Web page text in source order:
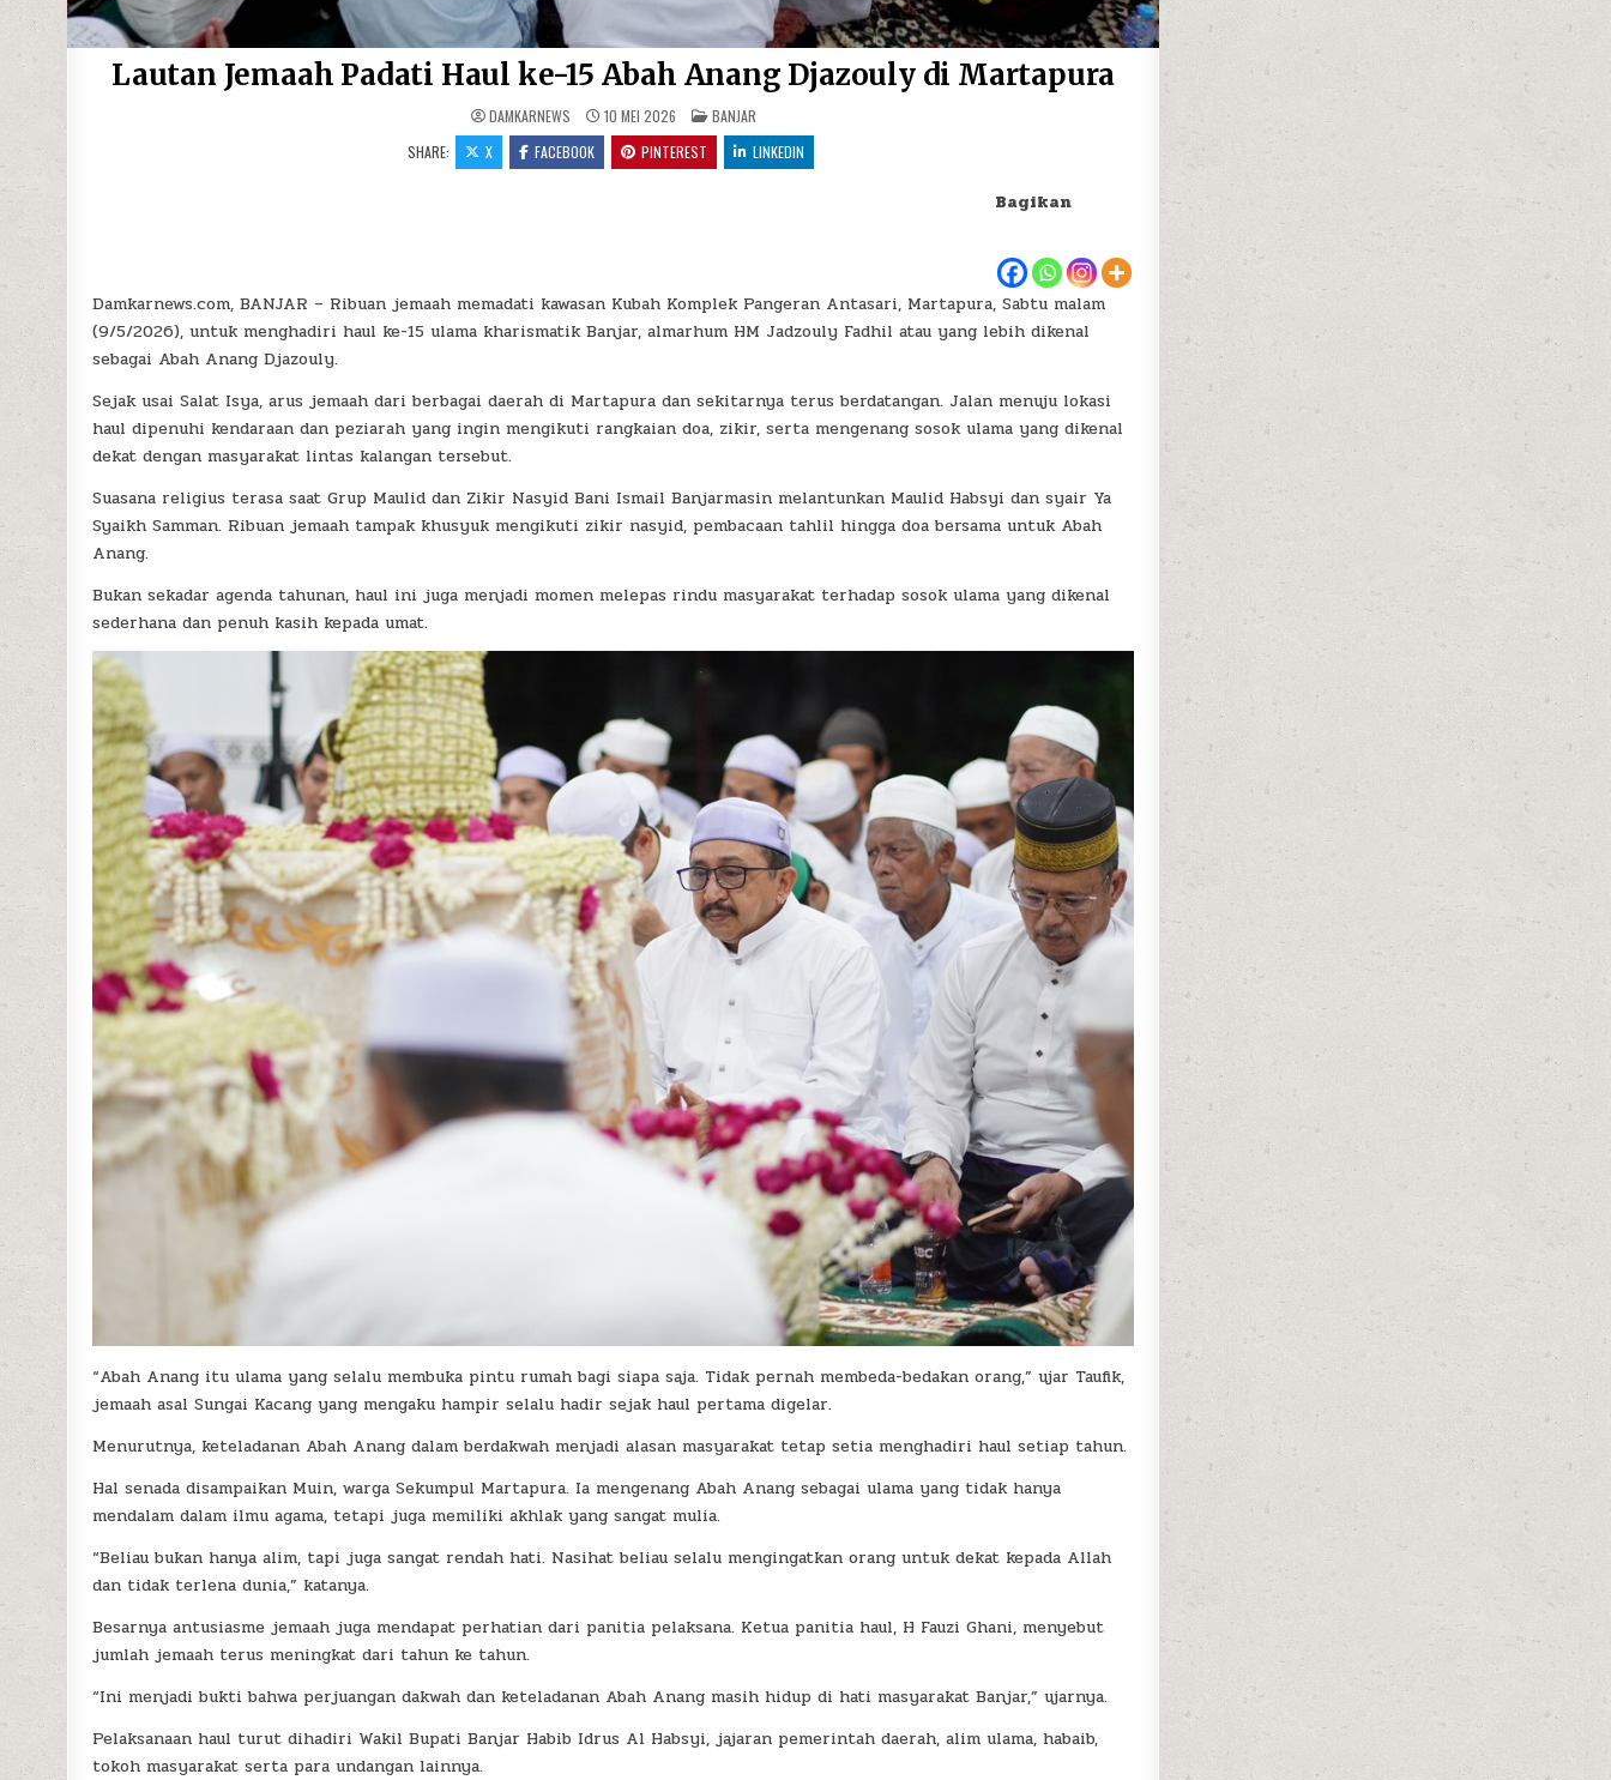
Lautan Jemaah Padati Haul ke-15 Abah Anang Djazouly di Martapura
DAMKARNEWS 10 MEI 2026 POSTED IN
BANJAR
SHARE:
X FACEBOOK PINTEREST LINKEDIN
Bagikan
Damkarnews.com, BANJAR – Ribuan jemaah memadati kawasan Kubah Komplek Pangeran Antasari, Martapura, Sabtu malam
(9/5/2026), untuk menghadiri haul ke-15 ulama kharismatik Banjar, almarhum HM Jadzouly Fadhil atau yang lebih dikenal
sebagai Abah Anang Djazouly.
Sejak usai Salat Isya, arus jemaah dari berbagai daerah di Martapura dan sekitarnya terus berdatangan. Jalan menuju lokasi
haul dipenuhi kendaraan dan peziarah yang ingin mengikuti rangkaian doa, zikir, serta mengenang sosok ulama yang dikenal
dekat dengan masyarakat lintas kalangan tersebut.
Suasana religius terasa saat Grup Maulid dan Zikir Nasyid Bani Ismail Banjarmasin melantunkan Maulid Habsyi dan syair Ya
Syaikh Samman. Ribuan jemaah tampak khusyuk mengikuti zikir nasyid, pembacaan tahlil hingga doa bersama untuk Abah
Anang.
Bukan sekadar agenda tahunan, haul ini juga menjadi momen melepas rindu masyarakat terhadap sosok ulama yang dikenal
sederhana dan penuh kasih kepada umat.
“Abah Anang itu ulama yang selalu membuka pintu rumah bagi siapa saja. Tidak pernah membeda-bedakan orang,” ujar Taufik,
jemaah asal Sungai Kacang yang mengaku hampir selalu hadir sejak haul pertama digelar.
Menurutnya, keteladanan Abah Anang dalam berdakwah menjadi alasan masyarakat tetap setia menghadiri haul setiap tahun.
Hal senada disampaikan Muin, warga Sekumpul Martapura. Ia mengenang Abah Anang sebagai ulama yang tidak hanya
mendalam dalam ilmu agama, tetapi juga memiliki akhlak yang sangat mulia.
“Beliau bukan hanya alim, tapi juga sangat rendah hati. Nasihat beliau selalu mengingatkan orang untuk dekat kepada Allah
dan tidak terlena dunia,” katanya.
Besarnya antusiasme jemaah juga mendapat perhatian dari panitia pelaksana. Ketua panitia haul, H Fauzi Ghani, menyebut
jumlah jemaah terus meningkat dari tahun ke tahun.
“Ini menjadi bukti bahwa perjuangan dakwah dan keteladanan Abah Anang masih hidup di hati masyarakat Banjar,” ujarnya.
Pelaksanaan haul turut dihadiri Wakil Bupati Banjar Habib Idrus Al Habsyi, jajaran pemerintah daerah, alim ulama, habaib,
tokoh masyarakat serta para undangan lainnya.